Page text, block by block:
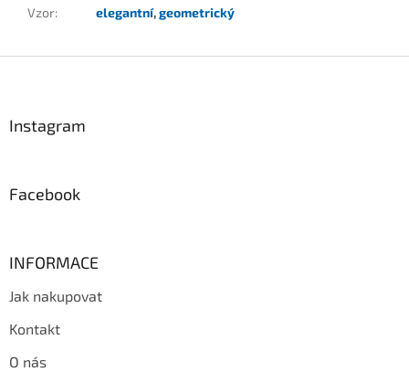
Vzor: elegantní,geometrický
Instagram
Facebook
INFORMACE
Jak nakupovat
Kontakt
O nás